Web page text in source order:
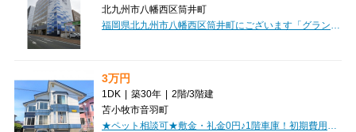
北九州市八幡西区筒井町
3万円
1DK | 築30年 | 2階/3階建
苫小牧市音羽町